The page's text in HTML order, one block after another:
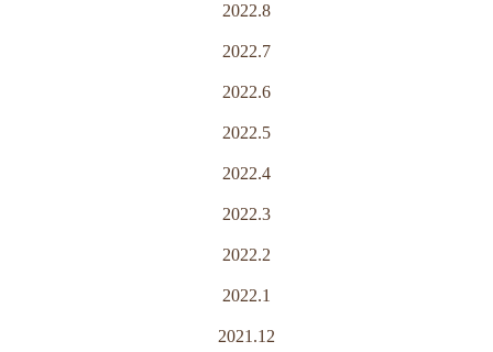
2022.8
2022.7
2022.6
2022.5
2022.4
2022.3
2022.2
2022.1
2021.12